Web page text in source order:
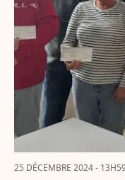
25 DÉCEMBRE 2024 -